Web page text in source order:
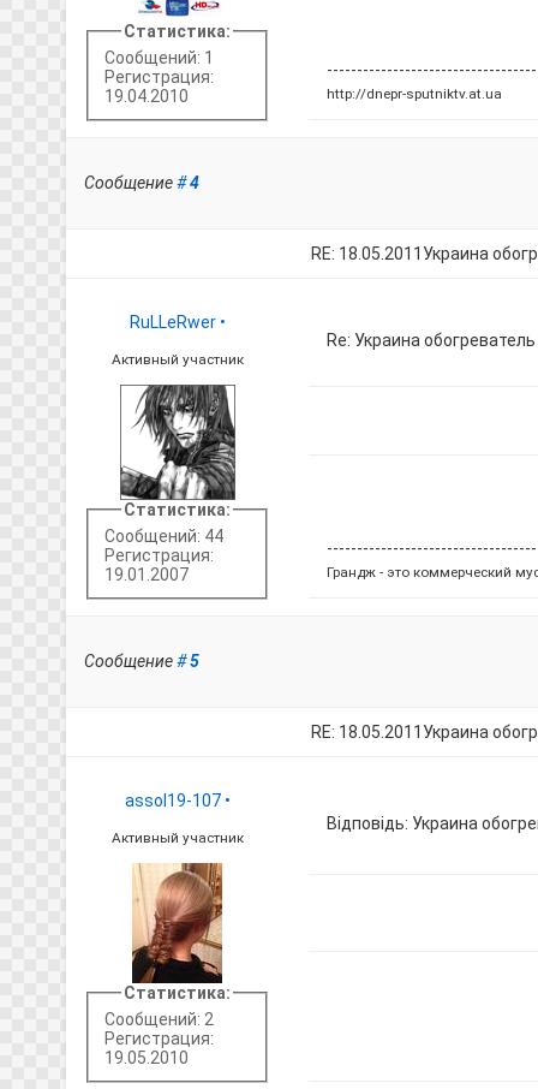
Статистика:
Сообщений: 1
Регистрация:
19.04.2010
http://dnepr-sputniktv.at.ua
Сообщение#4
RE: 18.05.2011Украина
RuLLeRwer •
Активный участник
Статистика:
Сообщений: 44
Регистрация:
19.01.2007
Re: Украина
Грандж - это коммерческий
Сообщение#5
RE: 18.05.2011Украина
assol19-107 •
Активный участник
Статистика:
Сообщений: 2
Регистрация:
19.05.2010
Відповідь: Украина